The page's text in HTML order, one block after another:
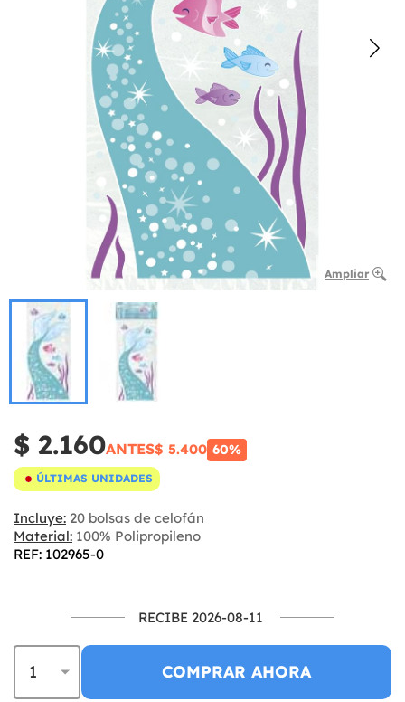
Ampliar
$ 2.160ANTES$ 5.400 60%
ÚLTIMAS UNIDADES
Incluye: 20 bolsas de celofán
Material: 100% Polipropileno
REF: 102965-0
RECIBE 2026-08-11
COMPRAR AHORA